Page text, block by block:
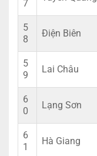
7
5
8
Điện Biên
5
9
Lai Châu
6
0
Lạng Sơn
6
1
Hà Giang